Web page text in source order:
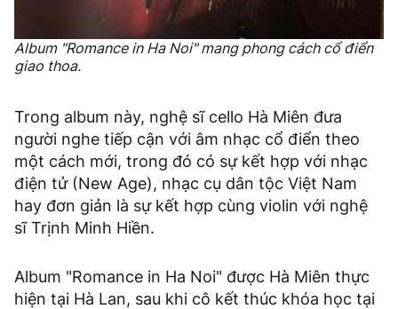
Album "Romance in Ha Noi" mang phong cách cổ điển
giao thoa.
Trong album này, nghệ sĩ cello Hà Miên đưa
người nghe tiếp cận với âm nhạc cổ điển theo
một cách mới, trong đó có sự kết hợp với nhạc
điện tử (New Age), nhạc cụ dân tộc Việt Nam
hay đơn giản là sự kết hợp cùng violin với nghệ
sĩ Trịnh Minh Hiền.
Album "Romance in Ha Noi" được Hà Miên thực
hiện tại Hà Lan, sau khi cô kết thúc khóa học tại